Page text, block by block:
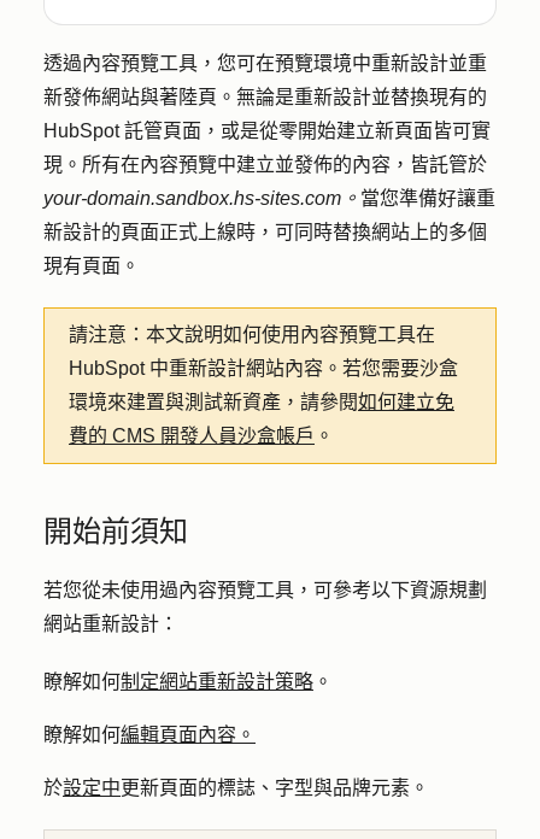
透過內容預覽工具，您可在預覽環境中重新設計並重
新發佈網站與著陸頁。無論是重新設計並替換現有的
HubSpot 託管頁面，或是從零開始建立新頁面皆可實
現。所有在內容預覽中建立並發佈的內容，皆託管於
your-domain.sandbox.hs-sites.com。 當您準備好讓重
新設計的頁面正式上線時，可同時替換網站上的多個
現有頁面。
請注意： 本文說明如何使用內容預覽工具在
HubSpot 中重新設計網站內容。若您需要沙盒
環境來建置與測試新資產，請參閱如何建立免
費的 CMS 開發人員沙盒帳戶 。
開始前須知
若您從未使用過內容預覽工具，可參考以下資源規劃
網站重新設計：
瞭解如何制定網站重新設計策略 。
瞭解如何編輯頁面內容。
於設定中更新頁面的標誌、字型與品牌元素。